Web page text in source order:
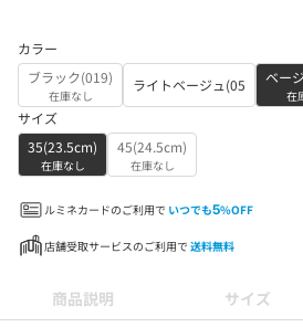
カラー
ブラック(019)
在庫なし
ライトベージュ(05 ベー
在
サイズ
35(23.5cm)
在庫なし
45(24.5cm)
在庫なし
ルミネカードのご利用で いつでも5%OFF
店舗受取サービスのご利用で 送料無料
商品説明 サイズ